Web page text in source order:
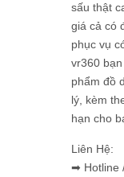
sấu thật
giá cả có
phục vụ
vr360
phẩm đồ
lý, kèm
hạn cho
Liên Hệ:
➡ Hotline